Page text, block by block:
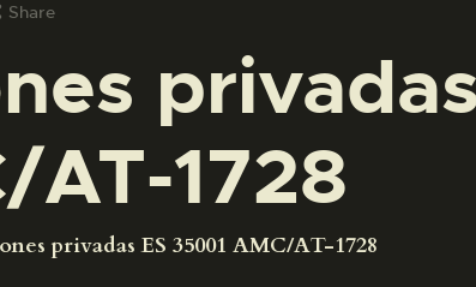
Share
AT-1728
privadas ES 35001 AMC/AT-1728